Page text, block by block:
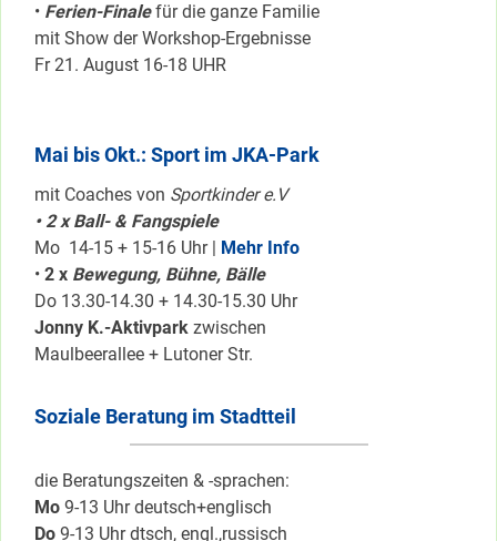
• Ferien-Finalefür die ganze Familie
mit Show der Workshop-Ergebnisse
Fr 21. August 16-18 UHR
Mai bis Okt.: Sport im JKA-Park
mit Coaches von Sportkinder e.V
• 2 x Ball- & Fangspiele
Mo 14-15 + 15-16 Uhr | Mehr Info
• 2 x Bewegung, Bühne, Bälle
Do 13.30-14.30 + 14.30-15.30 Uhr
Jonny K.-Aktivpark zwischen
Maulbeerallee + Lutoner Str.
Soziale Beratung im Stadtteil
die Beratungszeiten & -sprachen:
Mo 9-13 Uhr deutsch+englisch
Do 9-13 Uhr dtsch, engl.,russisch